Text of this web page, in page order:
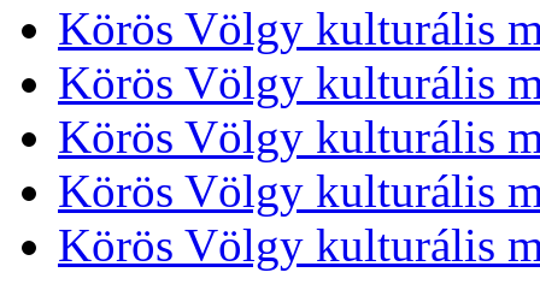
Körös Völgy kulturális
Körös Völgy kulturális
Körös Völgy kulturális
Körös Völgy kulturális
Körös Völgy kulturális